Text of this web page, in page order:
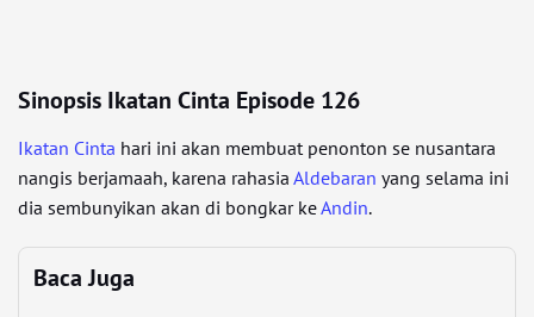
Sinopsis Ikatan Cinta Episode 126
Ikatan Cinta hari ini akan membuat penonton se nusantara
nangis berjamaah, karena rahasia Aldebaran yang selama ini
dia sembunyikan akan di bongkar keAndin.
Baca Juga